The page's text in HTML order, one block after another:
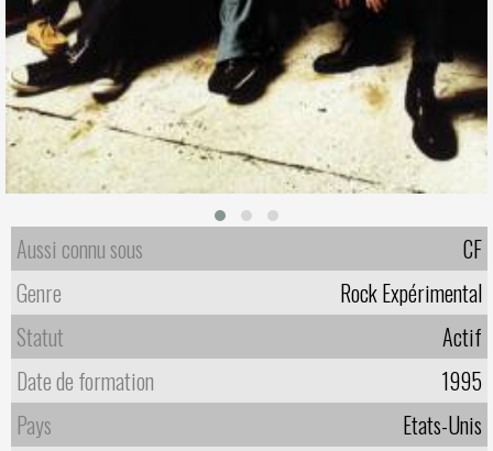
Aussi connu sous
CF
Genre
Rock Expérimental
Statut
Actif
Date de formation
1995
Pays
Etats-Unis